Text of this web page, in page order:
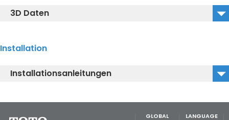
3D Daten
TCA567_3D_IGS
Installation
Installationsanleitungen
GLOBAL LANGUAGE